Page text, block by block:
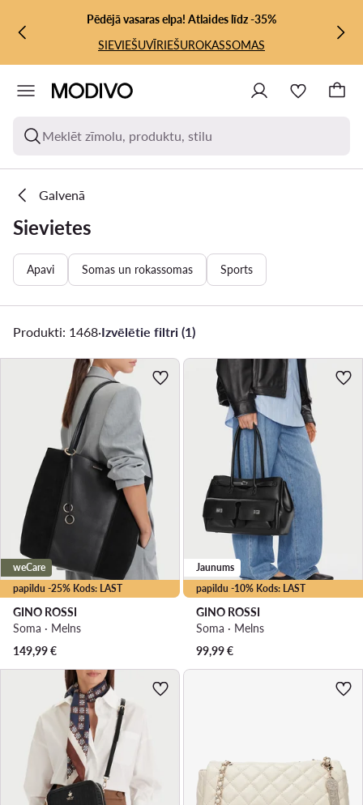
PĀRIET UZ GALVENO SATURU
PĀRIET UZ MEKLĒŠANUPēdējā vasaras elpa! Atlaides līdz -35%
SIEVIEŠUVĪRIEŠUROKASSOMAS
Meklēt zīmolu, produktu, stilu
Galvenā
Sievietes
Apavi Somas un rokassomas Sports
Produkti: 1468·Izvēlētie filtri (1)
papildu -25% Kods: LAST
weCare
GINO ROSSI
Soma · Melns
149,99€
papildu -10% Kods: LAST
Jaunums
GINO ROSSI
Soma · Melns
99,99€